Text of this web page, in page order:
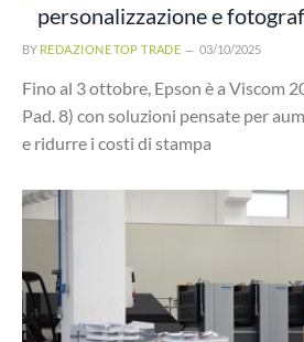
personalizzazione e
BY REDAZIONE TOP TRADE 03/10/2025
Fino al 3 ottobre, Epson è a Viscom
Pad. 8) con soluzioni pensate per
e ridurre i costi di stampa